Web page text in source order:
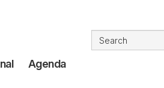
Agenda